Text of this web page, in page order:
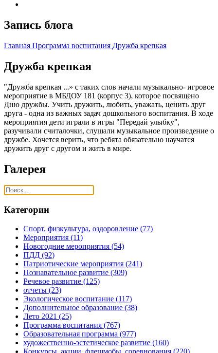
Запись блога
Главная Программа воспитания Дружба крепкая
Дружба крепкая
"Дружба крепкая ...» с таких слов начали музыкально- игровое
мероприятие в МБДОУ 181 (корпус 3), которое посвящено
Дню дружбы. Учить дружить, любить, уважать, ценить друг
друга - одна из важных задач дошкольного воспитания. В ходе
мероприятия дети играли в игры "Передай улыбку",
разучивали считалочки, слушали музыкальное произведение о
дружбе. Хочется верить, что ребята обязательно научатся
дружить друг с другом и жить в мире.
Галерея
Категории
Спорт, физкультура, оздоровление (77)
Мероприятия (11)
Новогодние мероприятия (54)
ПДД (92)
Патриотические мероприятия (241)
Познавательное развитие (309)
Речевое развитие (125)
отчеты (23)
Экологическое воспитание (117)
Дополнительное образование (38)
Лето 2021 (25)
Программа воспитания (767)
Образовательная программа (977)
художественно-эстетическое развитие (160)
Конкурсы, акции, флешмобы, соревнования (220)